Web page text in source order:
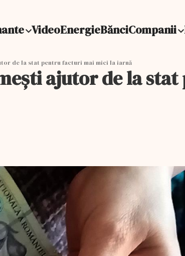
VideoEnergieBănciCompanii
de la stat pentru facturi mai mici la iarnă
ajutor de la